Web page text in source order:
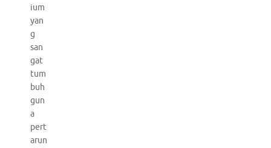
ium
yan
g
san
gat
tum
buh
gun
a
pert
arun